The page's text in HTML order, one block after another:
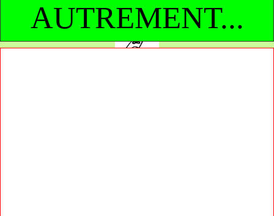
AUTREMENT...